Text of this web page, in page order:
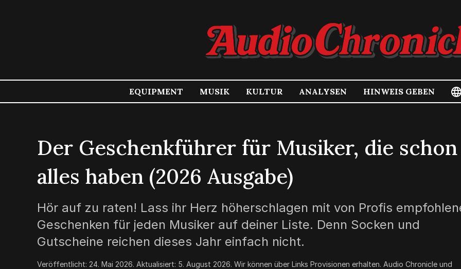
EQUIPMENT MUSIK KULTUR ANALYSEN HINWEIS GEBEN
Der Geschenkführer für Musiker, die schon
alles haben (2026 Ausgabe)
Hör auf zu raten! Lass ihr Herz höherschlagen mit von Profis
Geschenken für jeden Musiker auf deiner Liste. Denn Socken und
Gutscheine reichen dieses Jahr einfach nicht.
Veröffentlicht: 24. Mai 2026. Aktualisiert: 5. August 2026. Wir können über Links Provisionen erhalten. Audio Chronicle und